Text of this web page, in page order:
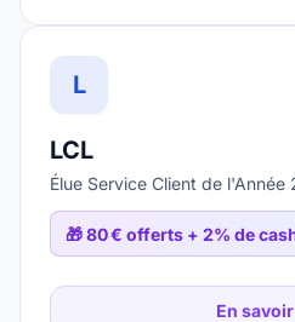
L
LCL
Élue Service Client de l'Année
🎁80 € offerts + 2% de
En